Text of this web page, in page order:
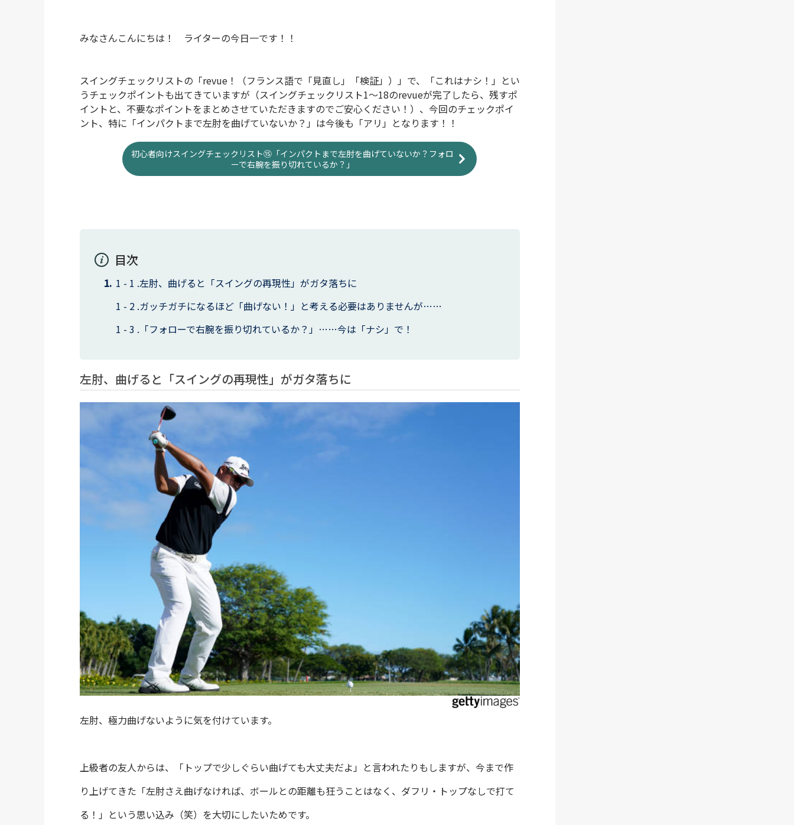
みなさんこんにちは！ ライターの今日一です！！
スイングチェックリストの「revue！（フランス語で「見直し」「検証」）」で、「これはナシ！」とい
うチェックポイントも出てきていますが（スイングチェックリスト1～18のrevueが完了したら、残すポ
イントと、不要なポイントをまとめさせていただきますのでご安心ください！）、今回のチェックポイ
ント、特に「インパクトまで左肘を曲げていないか？」は今後も「アリ」となります！！
初心者向けスイングチェックリスト⑮「インパクトまで左肘を曲げていないか？フォロ
ーで右腕を振り切れているか？」
目次
左肘、曲げると「スイングの再現性」がガタ落ちに
ガッチガチになるほど「曲げない！」と考える必要はありませんが……
「フォローで右腕を振り切れているか？」……今は「ナシ」で！
左肘、曲げると「スイングの再現性」がガタ落ちに
左肘、極力曲げないように気を付けています。
上級者の友人からは、「トップで少しぐらい曲げても大丈夫だよ」と言われたりもしますが、今まで作
り上げてきた「左肘さえ曲げなければ、ボールとの距離も狂うことはなく、ダフリ・トップなしで打て
る！」という思い込み（笑）を大切にしたいためです。